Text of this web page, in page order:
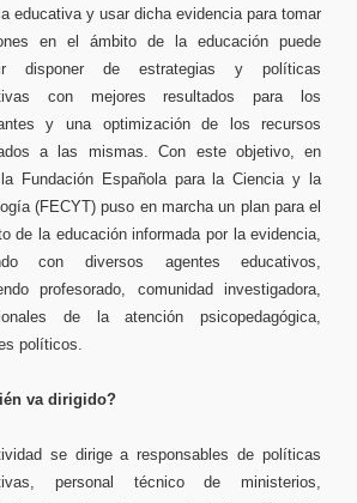
educativa y usar dicha evidencia para tomar
en el ámbito de la educación puede
disponer de estrategias y políticas
con mejores resultados para los
y una optimización de los recursos
a las mismas. Con este objetivo, en
Fundación Española para la Ciencia y la
(FECYT) puso en marcha un plan para el
de la educación informada por la evidencia,
con diversos agentes educativos,
profesorado, comunidad investigadora,
de la atención psicopedagógica,
políticos.
va dirigido?
se dirige a responsables de políticas
personal técnico de ministerios,